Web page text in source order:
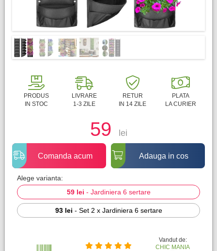
Previous
PRODUS
IN STOC
LIVRARE
1-3 ZILE
RETUR
IN 14 ZILE
PLATA
LA CURIER
59 lei
Comanda acum Adauga in cos
Alege varianta:
59 lei - Jardiniera 6 sertare
93 lei - Set 2 x Jardiniera 6 sertare
Vandut de:
CHIC MANIA